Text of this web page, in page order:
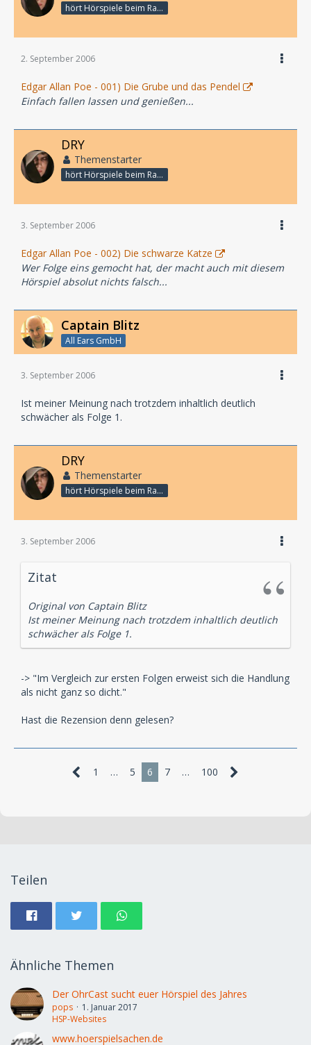
hört Hörspiele beim Rasenmähen
2. September 2006
Edgar Allan Poe - 001) Die Grube und das Pendel
Einfach fallen lassen und genießen...
DRY
Themenstarter
hört Hörspiele beim Rasenmähen
3. September 2006
Edgar Allan Poe - 002) Die schwarze Katze
Wer Folge eins gemocht hat, der macht auch mit diesem
Hörspiel absolut nichts falsch...
Captain Blitz
All Ears GmbH
3. September 2006
Ist meiner Meinung nach trotzdem inhaltlich deutlich
schwächer als Folge 1.
DRY
Themenstarter
hört Hörspiele beim Rasenmähen
3. September 2006
Zitat
Original von Captain Blitz
Ist meiner Meinung nach trotzdem inhaltlich deutlich
schwächer als Folge 1.
-> "Im Vergleich zur ersten Folgen erweist sich die Handlung
als nicht ganz so dicht."
Hast die Rezension denn gelesen?
1 … 5 6 7 … 100
Teilen
Ähnliche Themen
Der OhrCast sucht euer Hörspiel des Jahres
pops
1. Januar 2017
HSP-Websites
www.hoerspielsachen.de